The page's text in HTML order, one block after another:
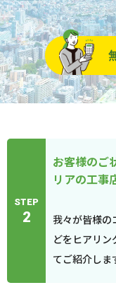
STEP
2
お客様のご
リアの工事
我々が皆様の
どをヒアリ
てご紹介しま